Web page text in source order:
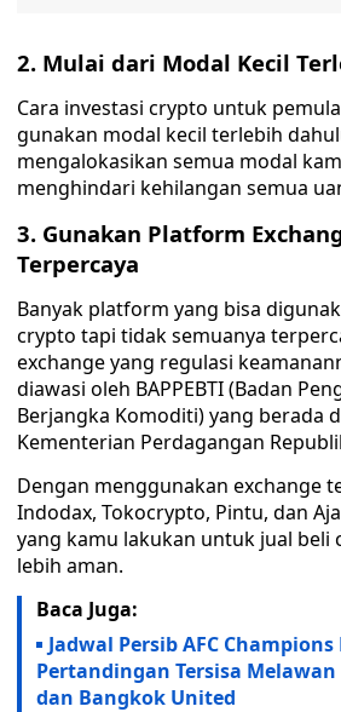
2. Mulai dari Modal Kecil
Cara investasi crypto untuk
gunakan modal kecil terlebih
mengalokasikan semua modal
menghindari kehilangan semua
3. Gunakan Platform
Terpercaya
Banyak platform yang bisa
crypto tapi tidak semuanya
exchange yang regulasi
diawasi oleh BAPPEBTI (Badan
Berjangka Komoditi) yang berada
Kementerian Perdagangan
Dengan menggunakan exchange
Indodax, Tokocrypto, Pintu, dan
yang kamu lakukan untuk jual beli
lebih aman.
Baca Juga:
Jadwal Persib AFC
Pertandingan Tersisa
dan Bangkok United